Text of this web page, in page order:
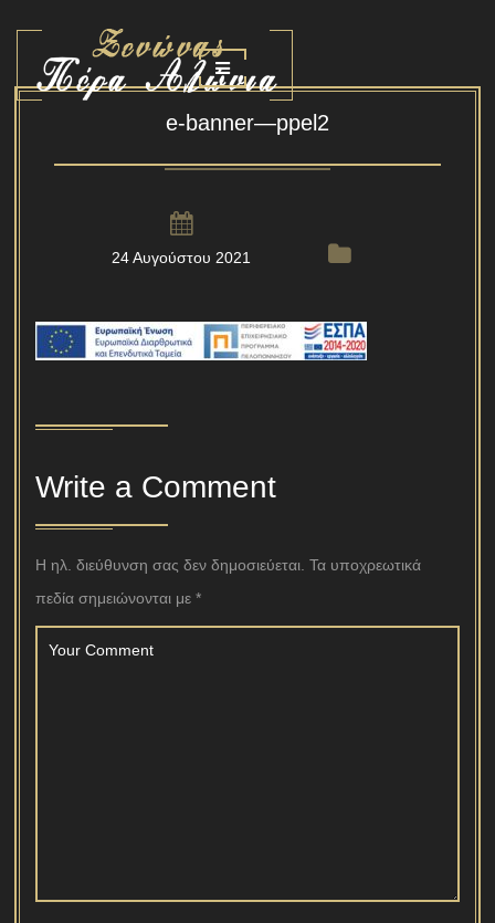
e-banner—ppel2
24 Αυγούστου 2021
Write a Comment
Η ηλ. διεύθυνση σας δεν δημοσιεύεται. Τα υποχρεωτικά
πεδία σημειώνονται με *